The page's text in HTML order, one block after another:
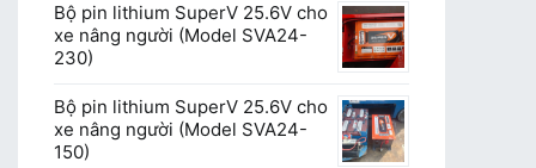
Bộ pin lithium SuperV 25.6V cho
xe nâng người (Model SVA24-
230)
Bộ pin lithium SuperV 25.6V cho
xe nâng người (Model SVA24-
150)